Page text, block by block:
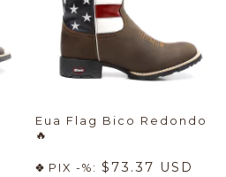
Eua Flag Bico Redondo
🔥
PIX -%: $73.37 USD